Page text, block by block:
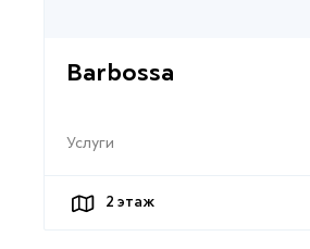
Barbossa
Услуги
2 этаж